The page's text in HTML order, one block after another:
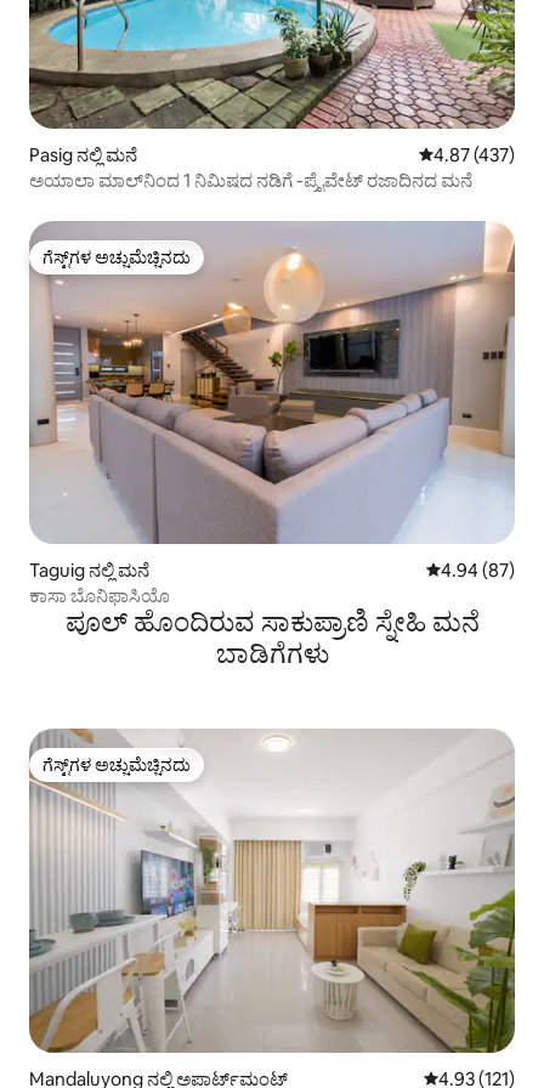
Pasig ನಲ್ಲಿ ಮನೆ 5 ರಲ್ಲಿ 4.87
4.87 (437)
ಅಯಾಲಾ ಮಾಲ್‌ನಿಂದ 1 ನಿಮಿಷದ ನಡಿಗೆ -ಪ್ರೈವೇಟ್ ರಜಾದಿನದ ಮನೆ
ಗೆಸ್ಟ್‌ಗಳ ಅಚ್ಚುಮೆಚ್ಚಿನದು
ಗೆಸ್ಟ್‌ಗಳ ಅಚ್ಚುಮೆಚ್ಚಿನದು
Taguig ನಲ್ಲಿ ಮನೆ 5 ರಲ್ಲಿ 4.94
4.94 (87)
ಕಾಸಾ ಬೊನಿಫಾಸಿಯೊ
ಪೂಲ್ ಹೊಂದಿರುವ ಸಾಕುಪ್ರಾಣಿ ಸ್ನೇಹಿ ಮನೆ
ಬಾಡಿಗೆಗಳು
ಗೆಸ್ಟ್‌ಗಳ ಅಚ್ಚುಮೆಚ್ಚಿನದು
ಗೆಸ್ಟ್‌ಗಳ ಅಚ್ಚುಮೆಚ್ಚಿನದು
Mandaluyong ನಲ್ಲಿ ಅಪಾರ್ಟ್‌ಮಂಟ್ 5 ರಲ್ಲಿ 4.93
4.93 (121)